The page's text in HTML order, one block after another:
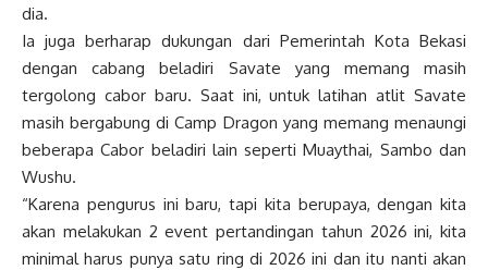
dia.
Ia juga berharap dukungan dari Pemerintah Kota Bekasi
dengan cabang beladiri Savate yang memang masih
tergolong cabor baru. Saat ini, untuk latihan atlit Savate
masih bergabung di Camp Dragon yang memang menaungi
beberapa Cabor beladiri lain seperti Muaythai, Sambo dan
Wushu.
“Karena pengurus ini baru, tapi kita berupaya, dengan kita
akan melakukan 2 event pertandingan tahun 2026 ini, kita
minimal harus punya satu ring di 2026 ini dan itu nanti akan